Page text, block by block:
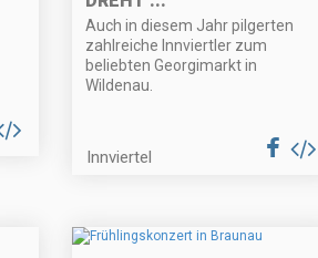
Auch in diesem Jahr pilgerten
zahlreiche Innviertler zum
beliebten Georgimarkt in
Wildenau.
Innviertel